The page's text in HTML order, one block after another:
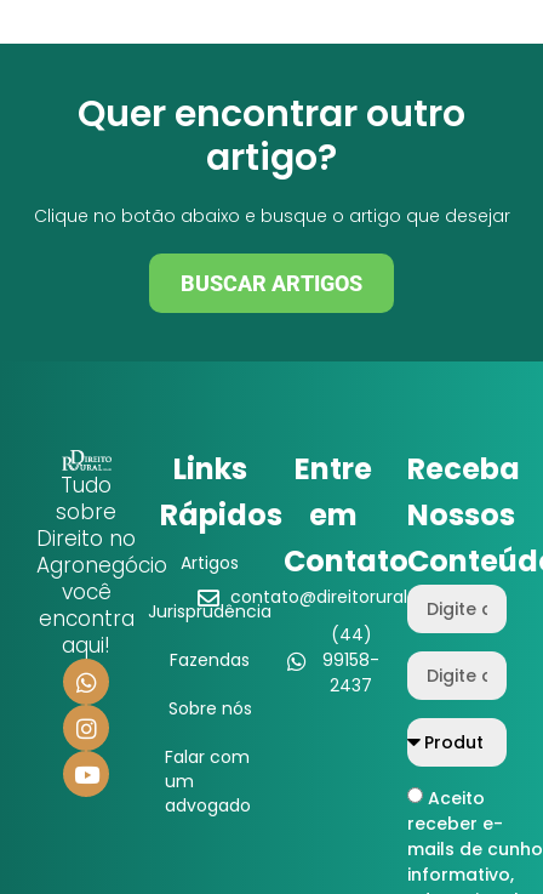
Quer encontrar outro
artigo?
Clique no botão abaixo e busque o artigo que desejar
BUSCAR ARTIGOS
Tudo
sobre
Direito no
Agronegócio
você
encontra
aqui!
Links
Rápidos
Artigos
Jurisprudência
Fazendas
Sobre nós
Falar com
um
advogado
Entre
em
Contato
contato@direitorural.com.br
(44)
99158-
2437
Receba
Nossos
Aceito
receber e-
mails de cunho
informativo,